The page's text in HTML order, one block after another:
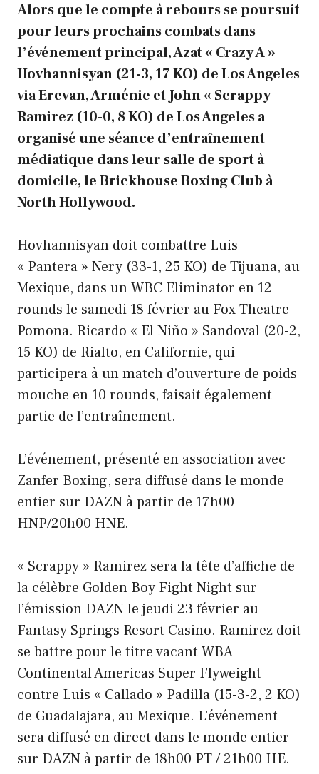
Alors que le compte à rebours se poursuit
pour leurs prochains combats dans
l’événement principal, Azat « Crazy A »
Hovhannisyan (21-3, 17 KO) de Los Angeles
via Erevan, Arménie et John « Scrappy
Ramirez (10-0, 8 KO) de Los Angeles a
organisé une séance d’entraînement
médiatique dans leur salle de sport à
domicile, le Brickhouse Boxing Club à
North Hollywood.
Hovhannisyan doit combattre Luis
« Pantera » Nery (33-1, 25 KO) de Tijuana, au
Mexique, dans un WBC Eliminator en 12
rounds le samedi 18 février au Fox Theatre
Pomona. Ricardo « El Niño » Sandoval (20-2,
15 KO) de Rialto, en Californie, qui
participera à un match d’ouverture de poids
mouche en 10 rounds, faisait également
partie de l’entraînement.
L’événement, présenté en association avec
Zanfer Boxing, sera diffusé dans le monde
entier sur DAZN à partir de 17h00
HNP/20h00 HNE.
« Scrappy » Ramirez sera la tête d’affiche de
la célèbre Golden Boy Fight Night sur
l’émission DAZN le jeudi 23 février au
Fantasy Springs Resort Casino. Ramirez doit
se battre pour le titre vacant WBA
Continental Americas Super Flyweight
contre Luis « Callado » Padilla (15-3-2, 2 KO)
de Guadalajara, au Mexique. L’événement
sera diffusé en direct dans le monde entier
sur DAZN à partir de 18h00 PT / 21h00 HE.